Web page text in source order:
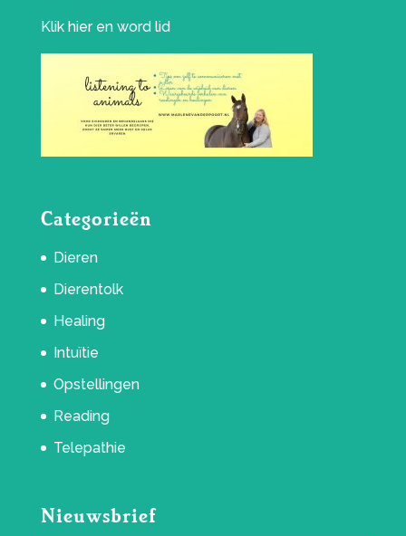
Klik hieren word lid
Categorieën
Dieren
Dierentolk
Healing
Intuïtie
Opstellingen
Reading
Telepathie
Nieuwsbrief